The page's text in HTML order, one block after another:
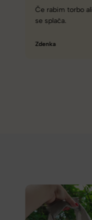
Zelo dobra
različnimi
Tamara